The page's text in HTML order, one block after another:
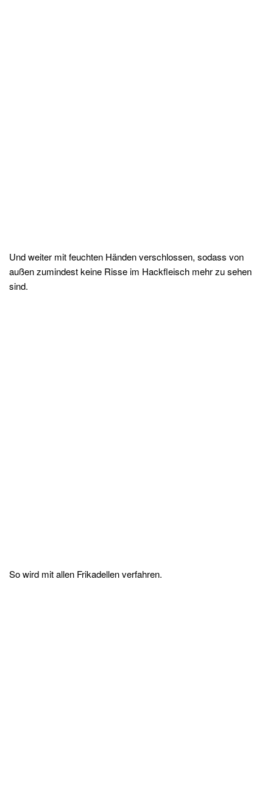
Und weiter mit feuchten Händen verschlossen, sodass von
außen zumindest keine Risse im Hackfleisch mehr zu sehen
sind.
So wird mit allen Frikadellen verfahren.